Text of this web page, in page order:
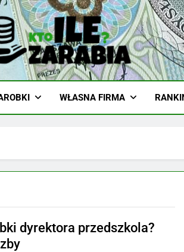
WŁASNA FIRMA
dyrektora przedszkola?